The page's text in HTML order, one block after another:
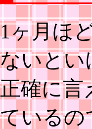
1ヶ月ほ
ないとい
正確に言
ているの